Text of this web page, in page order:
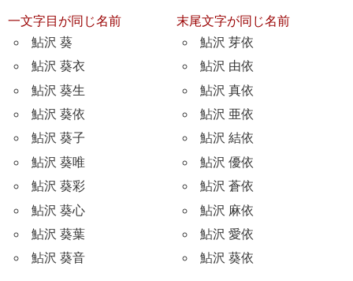
一文字目が同じ名前
鮎沢 葵
鮎沢 葵衣
鮎沢 葵生
鮎沢 葵依
鮎沢 葵子
鮎沢 葵唯
鮎沢 葵彩
鮎沢 葵心
鮎沢 葵葉
鮎沢 葵音
末尾文字が同じ名前
鮎沢 芽依
鮎沢 由依
鮎沢 真依
鮎沢 亜依
鮎沢 結依
鮎沢 優依
鮎沢 蒼依
鮎沢 麻依
鮎沢 愛依
鮎沢 葵依